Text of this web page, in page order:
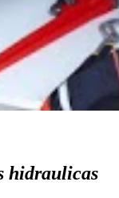
hidraulicas